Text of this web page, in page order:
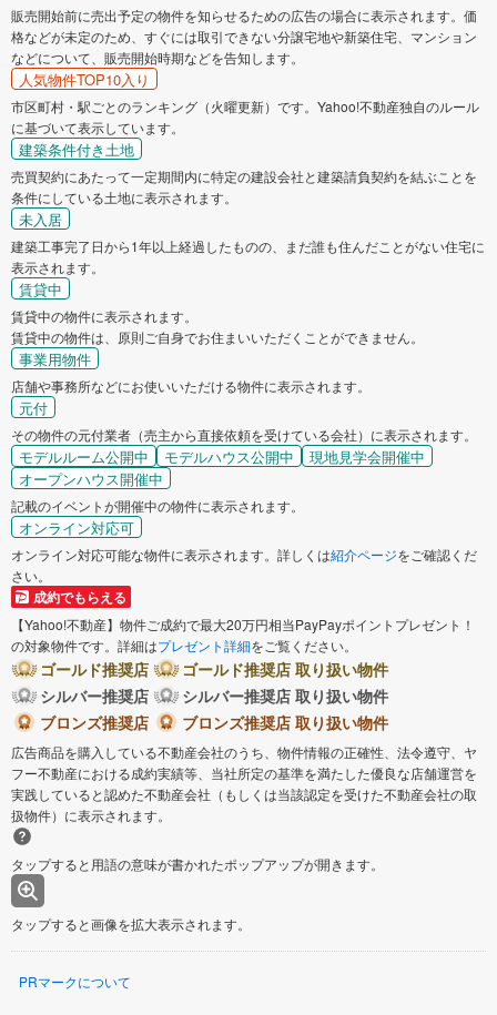
販売開始前に売出予定の物件を知らせるための広告の場合に表示されます。価
格などが未定のため、すぐには取引できない分譲宅地や新築住宅、マンション
などについて、販売開始時期などを告知します。
人気物件TOP10入り
市区町村・駅ごとのランキング（火曜更新）です。Yahoo!不動産独自のルール
に基づいて表示しています。
建築条件付き土地
売買契約にあたって一定期間内に特定の建設会社と建築請負契約を結ぶことを
条件にしている土地に表示されます。
未入居
建築工事完了日から1年以上経過したものの、まだ誰も住んだことがない住宅に
表示されます。
賃貸中
賃貸中の物件に表示されます。
賃貸中の物件は、原則ご自身でお住まいいただくことができません。
事業用物件
店舗や事務所などにお使いいただける物件に表示されます。
元付
その物件の元付業者（売主から直接依頼を受けている会社）に表示されます。
モデルルーム公開中 モデルハウス公開中
現地見学会開催中
オープンハウス開催中
記載のイベントが開催中の物件に表示されます。
オンライン対応可
オンライン対応可能な物件に表示されます。詳しくは紹介ページをご確認くだ
さい。
成約でもらえる
【Yahoo!不動産】物件ご成約で最大20万円相当PayPayポイントプレゼント！
の対象物件です。詳細はプレゼント詳細をご覧ください。
ゴールド推奨店
ゴールド推奨店 取り扱い物件
シルバー推奨店
シルバー推奨店 取り扱い物件
ブロンズ推奨店
ブロンズ推奨店 取り扱い物件
広告商品を購入している不動産会社のうち、物件情報の正確性、法令遵守、ヤ
フー不動産における成約実績等、当社所定の基準を満たした優良な店舗運営を
実践していると認めた不動産会社（もしくは当該認定を受けた不動産会社の取
扱物件）に表示されます。
タップすると用語の意味が書かれたポップアップが開きます。
タップすると画像を拡大表示されます。
PRマークについて